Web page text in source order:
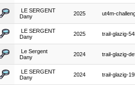
LE SERGENT
Dany
2025 ut4m-
LE SERGENT
Dany
2025 trail-glazig-
Le Sergent
Dany
2024 trail-glazig-
LE SERGENT
Dany
2024 trail-glazig-